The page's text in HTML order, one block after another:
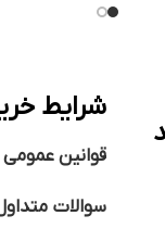
شرایط
قوانین عمومی
سوالات